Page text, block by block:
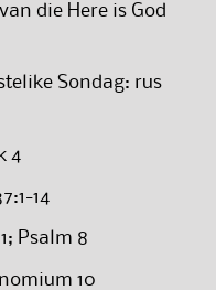
die Here is God
Sondag: rus
4
14
Psalm 8
10